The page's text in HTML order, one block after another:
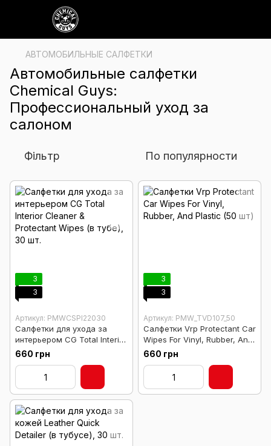
АВТОМОБИЛЬНЫЕ САЛФЕТКИ
Автомобильные салфетки
Chemical Guys:
Профессиональный уход за
салоном
Фільтр По популярности
3
3
Артикул: PMWCSPI22030
Салфетки для ухода за
интерьером CG Total Interior
Cleaner & Protectant Wipes
(в тубе), 30 шт.
660 грн
3
3
Артикул: PMW_TVD107_50
Салфетки Vrp Protectant Car
Wipes For Vinyl, Rubber, And
Plastic (50 шт)
660 грн